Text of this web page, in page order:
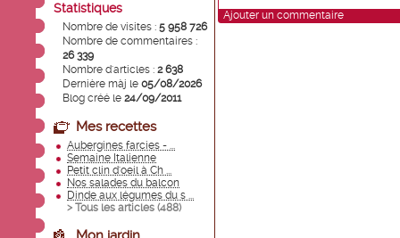
Statistiques
Nombre de visites : 5 958 726
Nombre de commentaires :
26 339
Nombre d'articles : 2 638
Dernière màj le 05/08/2026
Blog créé le 24/09/2011
Mes recettes
Aubergines farcies - ...
Semaine Italienne
Petit clin d'oeil à Ch ...
Nos salades du balcon
Dinde aux légumes du s ...
> Tous les articles (488)
Ajouter un commentaire